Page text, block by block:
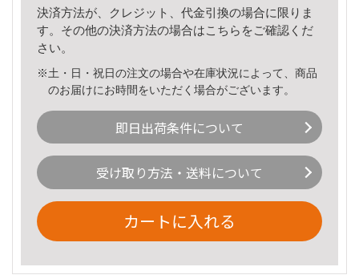
決済方法が、クレジット、代金引換の場合に限りま
す。その他の決済方法の場合はこちら をご確認くだ
さい。
※土・日・祝日の注文の場合や在庫状況によって、商品
のお届けにお時間をいただく場合がございます。
即日出荷条件について
受け取り方法・送料について
カートに入れる